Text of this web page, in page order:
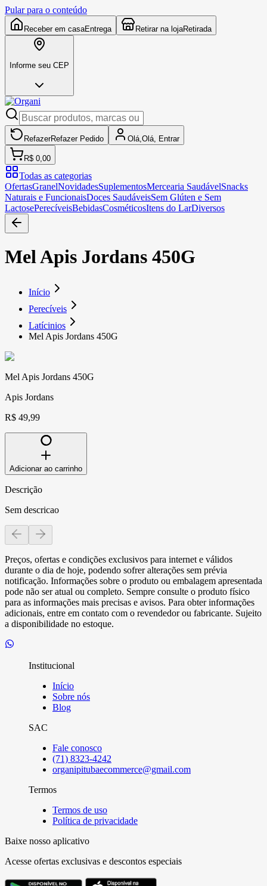
Pular para o conteúdo
Receber em casaEntrega Retirar na lojaRetirada
Informe seu CEP
RefazerRefazer Pedido Olá, Olá, Entrar
R$ 0,00
Todas as categorias
OfertasGranelNovidadesSuplementosMercearia SaudávelSnacks
Naturais e FuncionaisDoces SaudáveisSem Glúten e Sem
LactosePerecíveisBebidasCosméticosItens do LarDiversos
Mel Apis Jordans 450G
Início
Perecíveis
Latícinios
Mel Apis Jordans 450G
Mel Apis Jordans 450G
Apis Jordans
R$ 49,99
Adicionar ao carrinho
Descrição
Sem descricao
Preços, ofertas e condições exclusivos para internet e válidos
durante o dia de hoje, podendo sofrer alterações sem prévia
notificação. Informações sobre o produto ou embalagem apresentada
pode não ser atual ou completo. Sempre consulte o produto físico
para as informações mais precisas e avisos. Para obter informações
adicionais, entre em contato com o revendedor ou fabricante. Sujeito
a disponibilidade no estoque.
Institucional
Início
Sobre nós
Blog
SAC
Fale conosco
(71) 8323-4242
organipitubaecommerce@gmail.com
Termos
Termos de uso
Política de privacidade
Baixe nosso aplicativo
Acesse ofertas exclusivas e descontos especiais